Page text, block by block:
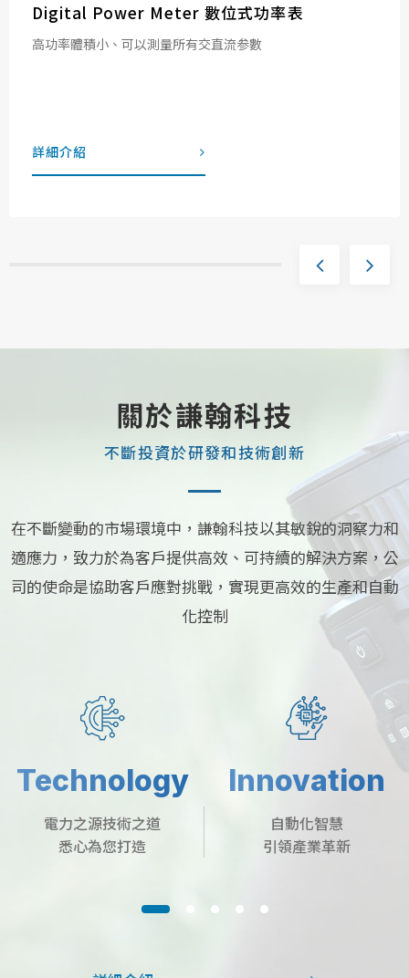
Digital Power Meter 數位式功率表
高功率體積小、可以測量所有交直流参數
詳細介紹
關於謙翰科技
不斷投資於研發和技術創新
在不斷變動的市場環境中，謙翰科技以其敏銳的洞察力和
適應力，致力於為客戶提供高效、可持續的解決方案，公
司的使命是協助客戶應對挑戰，實現更高效的生產和自動
化控制
Innovation
自動化智慧
引領產業革新
Leading
經驗積淀技術領先
解決方案專家
新產品發布！HIKMICRO SP120H，精準檢測的最佳選擇！
HIKMICRO 海康微影新產品發售！SP系列-
SP120H，1280x1024 解析度，呈現極致清晰熱成...
KIKUSUI x SUITA 日本雙雄聯手